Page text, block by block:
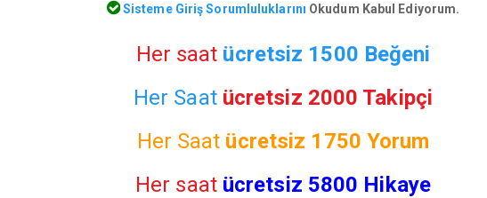
Sisteme Giriş Sorumluluklarını Okudum Kabul Ediyorum.
Her saat ücretsiz 1500 Beğeni
Her Saat ücretsiz 2000 Takipçi
Her Saat ücretsiz 1750 Yorum
Her saat ücretsiz 5800 Hikaye